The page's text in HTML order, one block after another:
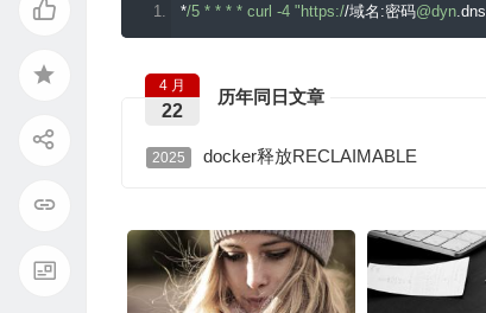
*/5 * * * * curl -4 "https://域名:密码@dyn.dns
历年同日文章
4 月
22
2025 docker释放RECLAIMABLE